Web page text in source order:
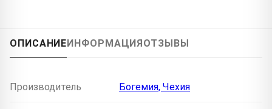
ОПИСАНИЕИНФОРМАЦИЯОТЗЫВЫ
Производитель Богемия, Чехия